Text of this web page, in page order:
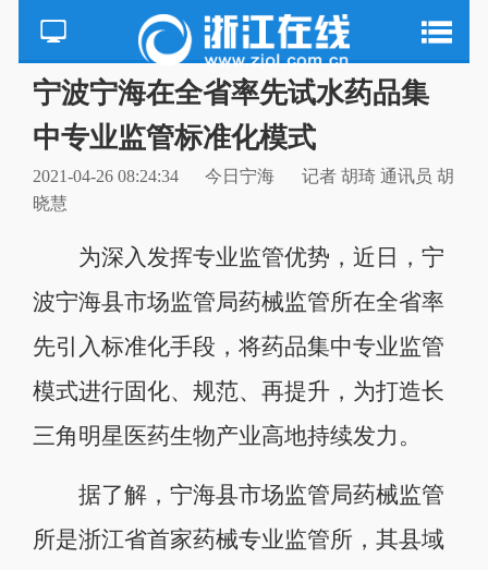
宁波宁海在全省率先试水药品集
中专业监管标准化模式
2021-04-26 08:24:34 今日宁海
记者 胡琦 通讯员 胡
晓慧
为深入发挥专业监管优势，近日，宁
波宁海县市场监管局药械监管所在全省率
先引入标准化手段，将药品集中专业监管
模式进行固化、规范、再提升，为打造长
三角明星医药生物产业高地持续发力。
据了解，宁海县市场监管局药械监管
所是浙江省首家药械专业监管所，其县域